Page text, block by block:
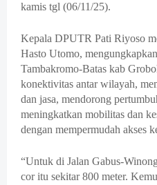
kamis tgl (06/11/25).
Kepala DPUTR Pati Riyoso
Hasto Utomo,
Tambakromo-Batas kab
konektivitas antar wilayah,
dan jasa, mendorong
meningkatkan mobilitas dan
dengan mempermudah akses
“Untuk di Jalan Gabus-
cor itu sekitar 800 meter.